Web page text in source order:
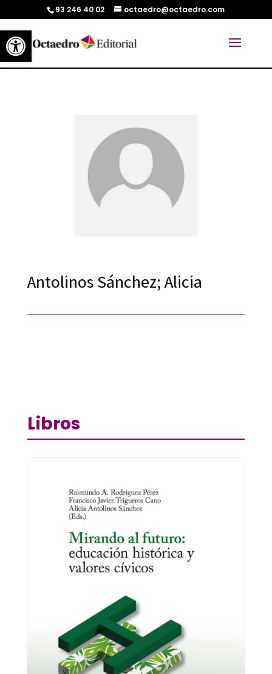
Abrir barra de herramientas
93 246 40 02 octaedro@octaedro.com
Antolinos Sánchez; Alicia
Libros